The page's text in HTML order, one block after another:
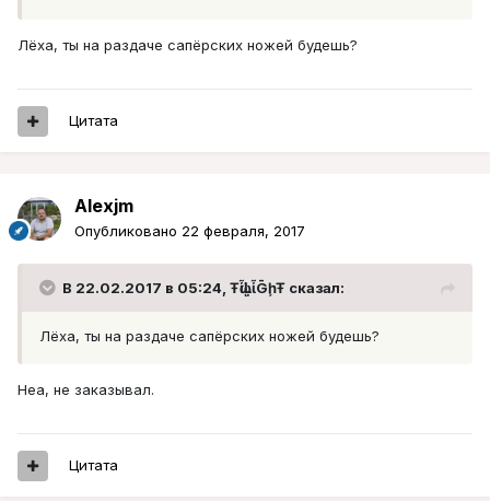
Лёха, ты на раздаче сапёрских ножей будешь?
Цитата
Alexjm
Опубликовано 22 февраля, 2017
В 22.02.2017 в 05:24, ŦᾡἷḶἷḠḩŦ сказал:
Лёха, ты на раздаче сапёрских ножей будешь?
Неа, не заказывал.
Цитата